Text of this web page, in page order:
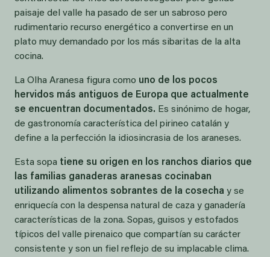
paisaje del valle ha pasado de ser un sabroso pero
rudimentario recurso energético a convertirse en un
plato muy demandado por los más sibaritas de la alta
cocina.
La Olha Aranesa figura como uno de los pocos
hervidos más antiguos de Europa que actualmente
se encuentran documentados. Es sinónimo de hogar,
de gastronomía característica del pirineo catalán y
define a la perfección la idiosincrasia de los araneses.
Esta sopa tiene su origen en los ranchos diarios que
las familias ganaderas aranesas cocinaban
utilizando alimentos sobrantes de la cosecha y se
enriquecía con la despensa natural de caza y ganadería
características de la zona. Sopas, guisos y estofados
típicos del valle pirenaico que compartían su carácter
consistente y son un fiel reflejo de su implacable clima.